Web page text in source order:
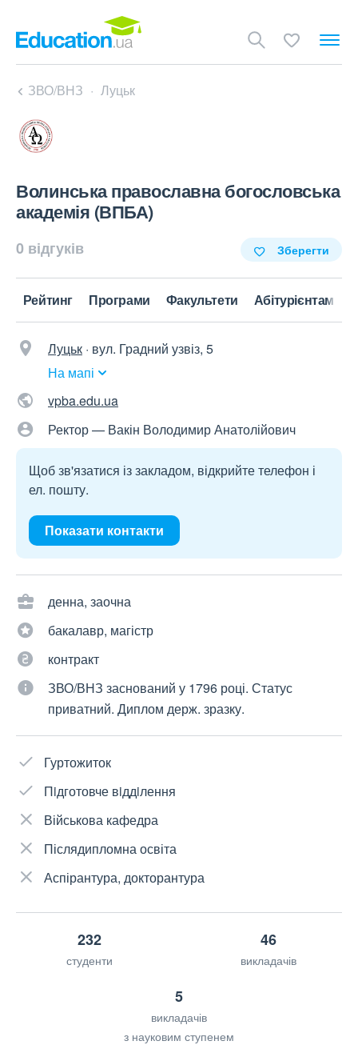
ЗВО/ВНЗ Луцьк
Волинська православна богословська
академія (ВПБА)
0 відгуків Зберегти
Рейтинг Програми Факультети Абітурієнтам
Луцьк · вул. Градний узвіз, 5
На мапі
vpba.edu.ua
Ректор — Вакін Володимир Анатолійович
Щоб зв'язатися із закладом, відкрийте телефон і
ел. пошту.
Показати контакти
денна, заочна
бакалавр, магістр
контракт
ЗВО/ВНЗ заснований у 1796 році. Статус
приватний. Диплом держ. зразку.
Гуртожиток
Пiдготовче вiддiлення
Військова кафедра
Післядипломна освіта
Аспірантура, докторантура
232
студенти
46
викладачів
5
викладачів
з науковим ступенем